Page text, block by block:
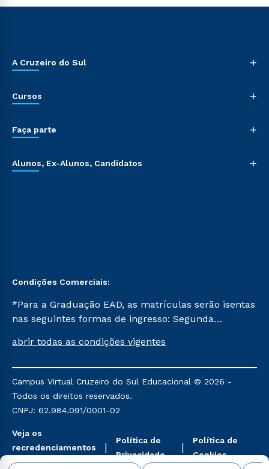
A Cruzeiro do Sul +
Cursos +
Faça parte +
Alunos, Ex-Alunos, Candidatos +
Condições Comerciais:
*Para a Graduação EAD, as matrículas serão isentas
nas seguintes formas de ingresso: Segunda
Já para as demais, a taxa de matrícula será de R$
mencionadas são referentes aos cursos: Ensino
Religioso, Geografia para a Docência e Metodologia
do Ensino de História: Questões Atuais.
abrir todas as condições vigentes
Campus Virtual Cruzeiro do Sul Educacional © 2026 -
Todos os direitos reservados.
CNPJ: 62.984.091/0001-02
Veja os
recredenciamentos
aqui
Política de
Privacidade
Política de
Cookies